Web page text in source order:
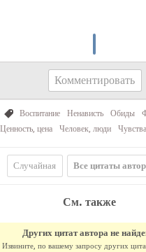
Комментировать
Воспитание Ненависть Обиды
Ценность, цена
Человек, люди Чувства
Случайная Все цитаты
См. также
Других цитат автора не
Извините, по вашему запросу других